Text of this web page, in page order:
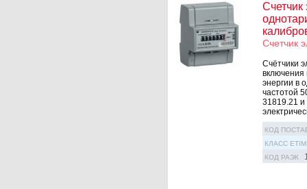
Счетчик
Счетчик
Счётчики
включения
энергии в
частотой
31819.21 и
КОД
КЛАСС ETIM
КОД РАЭК